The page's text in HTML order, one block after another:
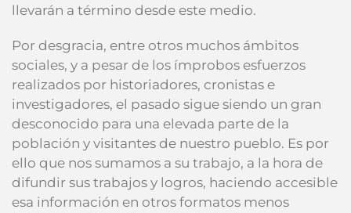
llevarán a término desde este medio.
Por desgracia, entre otros muchos ámbitos
sociales, y a pesar de los ímprobos esfuerzos
realizados por historiadores, cronistas e
investigadores, el pasado sigue siendo un gran
desconocido para una elevada parte de la
población y visitantes de nuestro pueblo. Es por
ello que nos sumamos a su trabajo, a la hora de
difundir sus trabajos y logros, haciendo accesible
esa información en otros formatos menos